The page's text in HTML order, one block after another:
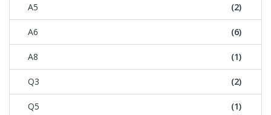
A5 (2)
A6 (6)
A8 (1)
Q3 (2)
Q5 (1)